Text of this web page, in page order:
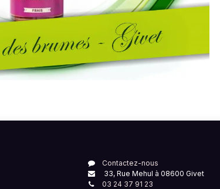
Contactez-nous
33, Rue Mehul à 08600 Givet
03 24 37 91 23